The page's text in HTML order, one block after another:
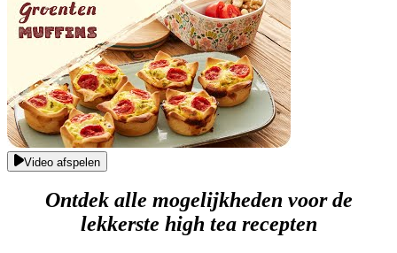
Video afspelen
Ontdek alle mogelijkheden voor de
lekkerste high tea recepten